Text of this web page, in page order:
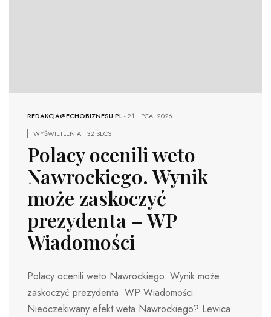
REDAKCJA@ECHOBIZNESU.PL-21 LIPCA, 2026
WYŚWIETLENIA
32 SECS
Polacy ocenili weto
Nawrockiego. Wynik
może zaskoczyć
prezydenta – WP
Wiadomości
Polacy ocenili weto Nawrockiego. Wynik może
zaskoczyć prezydenta WP Wiadomości
Nieoczekiwany efekt weta Nawrockiego? Lewica